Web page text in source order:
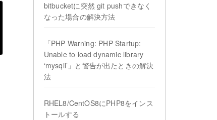
bitbucketに突然 git pushできなく
なった場合の解決方法
「PHP Warning: PHP Startup:
Unable to load dynamic library
‘mysqli’」と警告が出たときの解決
法
RHEL8/CentOS8にPHP8をインス
トールする